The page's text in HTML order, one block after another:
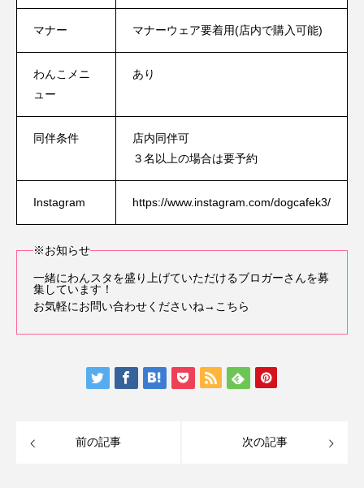
マナー マナーウェア要着用(店内で購入可能)
わんこメニ
ュー
あり
同伴条件
店内同伴可
３名以上の場合は要予約
Instagram https://www.instagram.com/dogcafek3/
※お知らせ
一緒にわんスタを盛り上げていただけるブロガーさんを募
集しています！
お気軽にお問い合わせくださいね→こちら
前の記事 次の記事